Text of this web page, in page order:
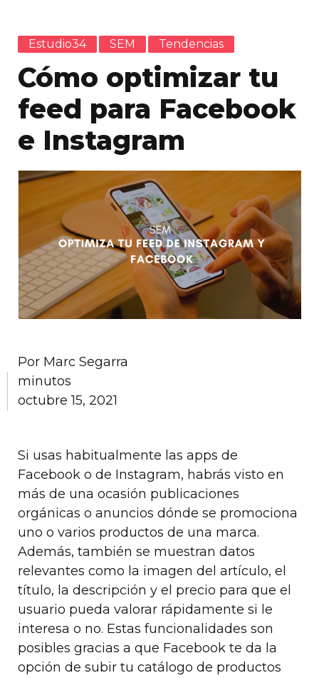
Estudio34 SEM Tendencias
Cómo optimizar tu
feed para Facebook
e Instagram
Por Marc Segarra
minutos
octubre 15, 2021
Si usas habitualmente las apps de
Facebook o de Instagram, habrás visto en
más de una ocasión publicaciones
orgánicas o anuncios dónde se promociona
uno o varios productos de una marca.
Además, también se muestran datos
relevantes como la imagen del artículo, el
título, la descripción y el precio para que el
usuario pueda valorar rápidamente si le
interesa o no. Estas funcionalidades son
posibles gracias a que Facebook te da la
opción de subir tu catálogo de productos